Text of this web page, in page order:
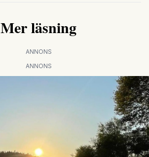
Mer läsning
ANNONS
ANNONS